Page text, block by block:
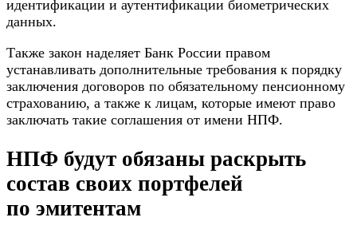
идентификации и аутентификации биометрических
данных.
Также закон наделяет Банк России правом
устанавливать дополнительные требования к порядку
заключения договоров по обязательному пенсионному
страхованию, а также к лицам, которые имеют право
заключать такие соглашения от имени НПФ.
НПФ будут обязаны раскрыть
состав своих портфелей
по эмитентам